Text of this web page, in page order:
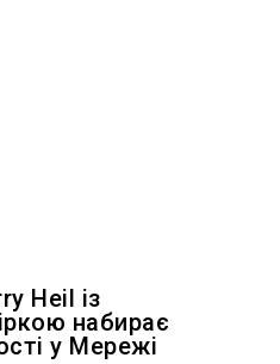
Heil із
набирає
у Мережі